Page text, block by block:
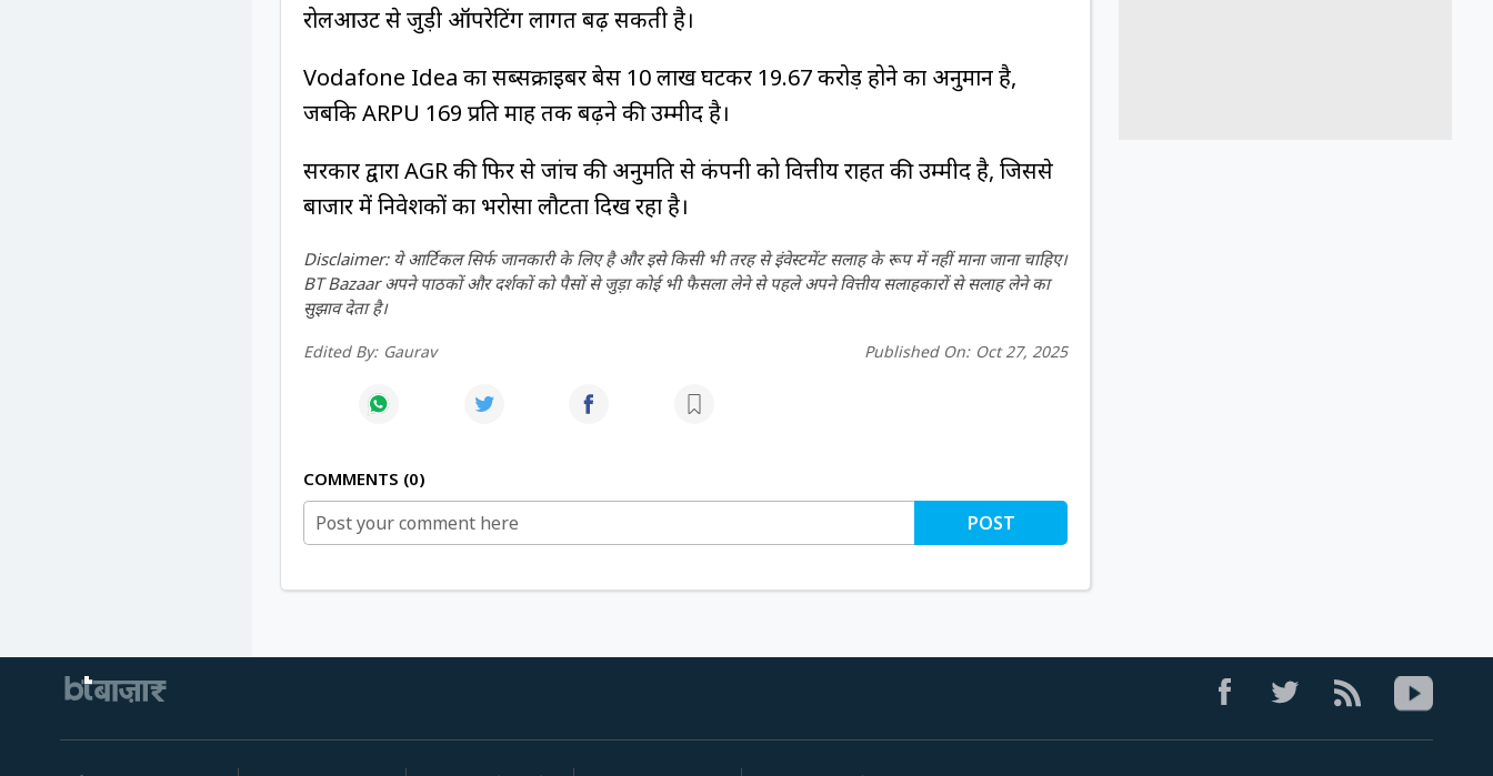
रोलआउट से जुड़ी ऑपरेटिंग लागत बढ़ सकती है।
Vodafone Idea का सब्सक्राइबर बेस 10 लाख घटकर 19.67 करोड़ होने का अनुमान है,
जबकि ARPU ₹169 प्रति माह तक बढ़ने की उम्मीद है।
सरकार द्वारा AGR की फिर से जांच की अनुमति से कंपनी को वित्तीय राहत की उम्मीद है, जिससे
बाजार में निवेशकों का भरोसा लौटता दिख रहा है।
Disclaimer: ये आर्टिकल सिर्फ जानकारी के लिए है और इसे किसी भी तरह से इंवेस्टमेंट सलाह के रूप में नहीं माना जाना चाहिए।
BT Bazaar अपने पाठकों और दर्शकों को पैसों से जुड़ा कोई भी फैसला लेने से पहले अपने वित्तीय सलाहकारों से सलाह लेने का
सुझाव देता है।
Edited By: Gaurav Published On: Oct 27, 2025
COMMENTS 0
POST